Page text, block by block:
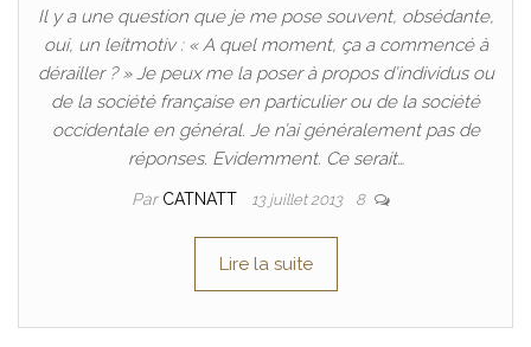
Il y a une question que je me pose souvent, obsédante,
oui, un leitmotiv : « A quel moment, ça a commencé à
dérailler ? » Je peux me la poser à propos d’individus ou
de la société française en particulier ou de la société
occidentale en général. Je n’ai généralement pas de
réponses. Evidemment. Ce serait…
Par CATNATT 13 juillet 2013 8
Lire la suite